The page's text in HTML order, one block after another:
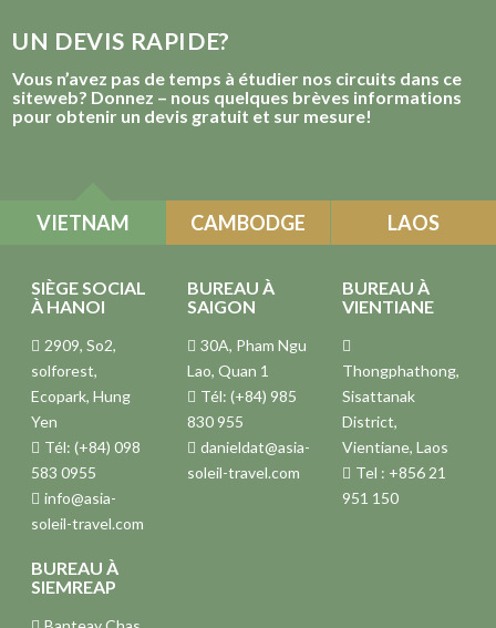
UN DEVIS RAPIDE?
Vous n’avez pas de temps à étudier nos circuits dans ce
siteweb? Donnez – nous quelques brèves informations
pour obtenir un devis gratuit et sur mesure!
VIETNAM CAMBODGE LAOS
SIÈGE SOCIAL
À HANOI
2909, So2,
solforest,
Ecopark, Hung
Yen
Tél: (+84) 098
583 0955
info@asia-
soleil-travel.com
BUREAU À
SAIGON
30A, Pham Ngu
Lao, Quan 1
Tél: (+84) 985
830 955
danieldat@asia-
soleil-travel.com
BUREAU À
VIENTIANE
Thongphathong,
Sisattanak
District,
Vientiane, Laos
Tel : +856 21
951 150
BUREAU À
SIEMREAP